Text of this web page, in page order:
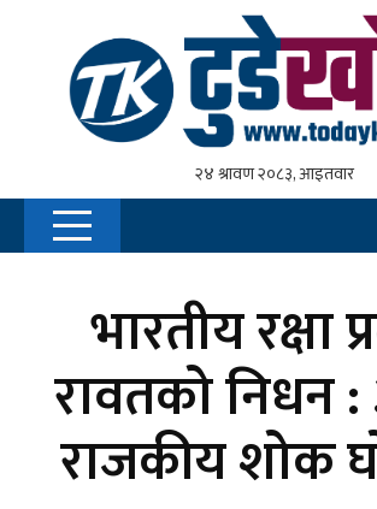
भारतीय रक्षा
रावतको निधन :
राजकीय शोक